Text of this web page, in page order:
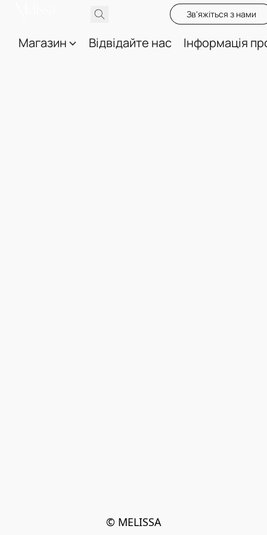
Зв'яжіться з нами
Магазин Відвідайте нас Інформація
© MELISSA